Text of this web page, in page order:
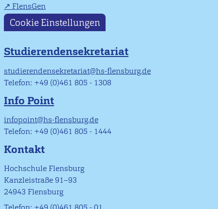
FlensGen
Cookie Einstellungen
Studierendensekretariat
studierendensekretariat@hs-flensburg.de
Telefon: +49 (0)461 805 - 1308
Info Point
infopoint@hs-flensburg.de
Telefon: +49 (0)461 805 - 1444
Kontakt
Hochschule Flensburg
Kanzleistraße 91–93
24943 Flensburg